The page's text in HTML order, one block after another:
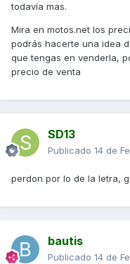
todavía mas.
Mira en motos.net los
podrás hacerte una idea
que tengas en venderla,
precio de venta
SD13
Publicado 14 de
perdon por lo de la letra,
bautis
Publicado 14 de